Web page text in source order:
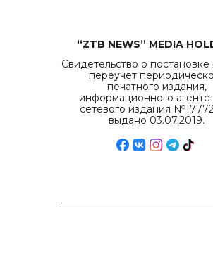
“ZTB NEWS” MEDIA
Свидетельство о постановке
переучет
печатного издания,
информационного
сетевого издания
выдано 03.07.2019.